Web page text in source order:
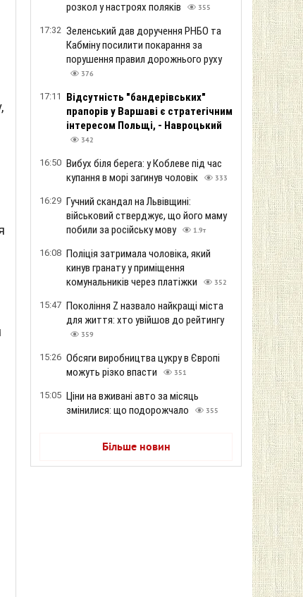
розкол у настроях поляків
355
17:32 Зеленський дав доручення РНБО та
Кабміну посилити покарання за
порушення правил дорожнього руху
376
17:11
Відсутність "бандерівських"
прапорів у Варшаві є стратегічним
інтересом Польщі, - Навроцький
342
16:50 Вибух біля берега: у Коблеве під час
купання в морі загинув чоловік
333
16:29 Гучний скандал на Львівщині:
військовий стверджує, що його маму
побили за російську мову
1.9т
16:08 Поліція затримала чоловіка, який
кинув гранату у приміщення
комунальників через платіжки
352
15:47 Покоління Z назвало найкращі міста
для життя: хто увійшов до рейтингу
359
15:26 Обсяги виробництва цукру в Європі
можуть різко впасти
351
15:05 Ціни на вживані авто за місяць
змінилися: що подорожчало
355
Більше новин